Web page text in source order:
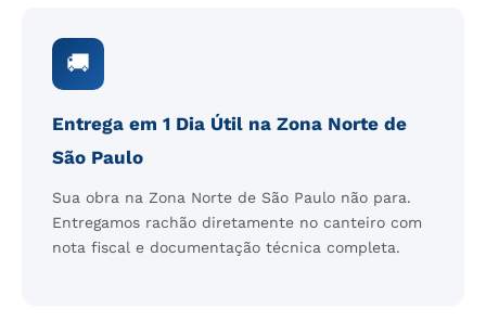
🚚
Entrega em 1 Dia Útil na Zona Norte de
São Paulo
Sua obra na Zona Norte de São Paulo não para.
Entregamos rachão diretamente no canteiro com
nota fiscal e documentação técnica completa.